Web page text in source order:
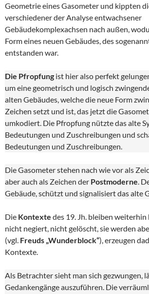
Geometrie eines Gasometer und kippten
verschiedener der Analyse entwachsener
Gebäudekomplexachsen nach außen,
Form eines neuen Gebäudes, des
entstanden war.
Die Pfropfung ist hier also perfekt
um eine geometrisch und logisch
alten Gebäudes, welche die neue Form
Zeichen setzt und ist, das jetzt die
umkodiert. Die Pfropfung nützte das alte
Bedeutungen und Zuschreibungen und
Bedeutungen und Zuschreibungen.
Die Gasometer stehen nach wie vor als
aber auch als Zeichen der Postmoderne.
Gebäude, schützt und signalisiert das alte
Die Kontexte des 19. Jh. bleiben weiterhin
nicht negiert, nicht gelöscht, sie werden
(vgl. Freuds „Wunderblock“), erzeugen
Kontexte.
Als Betrachter sieht man sich gezwungen,
Gedankengänge auszuführen. Die